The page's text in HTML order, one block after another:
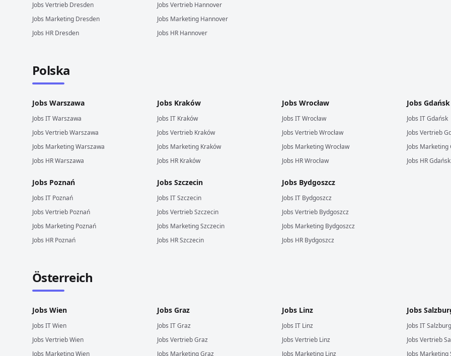
Jobs Vertrieb Dresden
Jobs Marketing Dresden
Jobs HR Dresden
Jobs Vertrieb Hannover
Jobs Marketing Hannover
Jobs HR Hannover
Polska
Jobs Warszawa
Jobs ITWarszawa
Jobs VertriebWarszawa
Jobs MarketingWarszawa
Jobs HRWarszawa
Jobs Kraków
Jobs IT Kraków
Jobs Vertrieb Kraków
Jobs Marketing Kraków
Jobs HR Kraków
Jobs Wrocław
Jobs ITWrocław
Jobs VertriebWrocław
Jobs MarketingWrocław
Jobs HRWrocław
Jobs Gdańsk
Jobs ITGdańsk
Jobs Vertrieb
Jobs Marketing
Jobs HRGdańsk
Jobs Poznań
Jobs IT Poznań
Jobs Vertrieb Poznań
Jobs Marketing Poznań
Jobs HR Poznań
Jobs Szczecin
Jobs ITSzczecin
Jobs VertriebSzczecin
Jobs MarketingSzczecin
Jobs HRSzczecin
Jobs Bydgoszcz
Jobs IT Bydgoszcz
Jobs Vertrieb Bydgoszcz
Jobs Marketing Bydgoszcz
Jobs HR Bydgoszcz
Österreich
Jobs Wien
Jobs ITWien
Jobs VertriebWien
Jobs MarketingWien
Jobs Graz
Jobs ITGraz
Jobs VertriebGraz
Jobs MarketingGraz
Jobs Linz
Jobs IT Linz
Jobs Vertrieb Linz
Jobs Marketing Linz
Jobs
Jobs ITSalzburg
Jobs Vertrieb
Jobs Marketing